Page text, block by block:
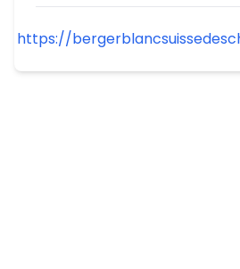
https://